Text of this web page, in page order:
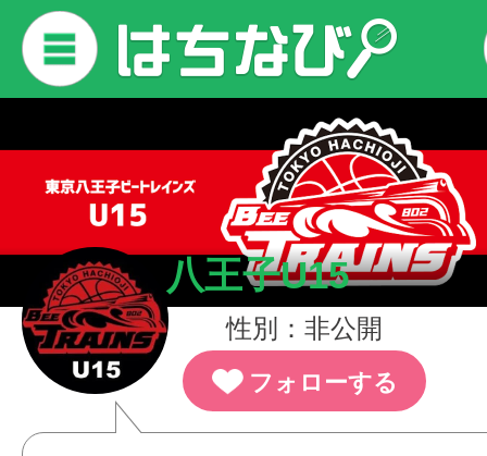
八王子U15
性別：非公開
フォローする